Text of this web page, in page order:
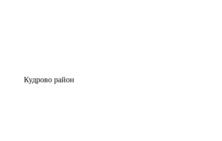
Кудрово район